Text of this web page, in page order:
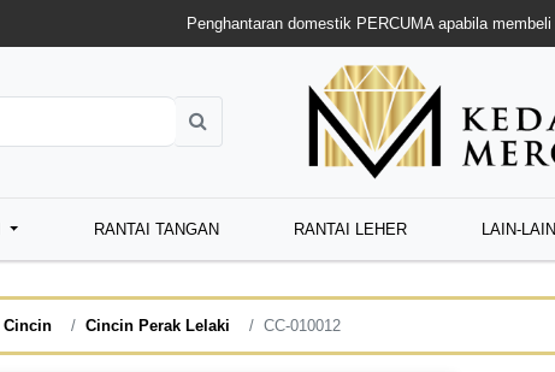
Penghantaran domestik PERCUMA apabila
RANTAI TANGAN RANTAI LEHER LAIN-LAIN
Cincin Cincin Perak Lelaki CC-010012